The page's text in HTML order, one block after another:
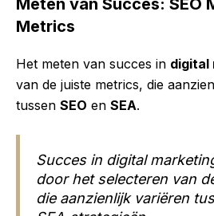
Meten van Succes: SEO
Metrics
Het meten van succes in digital
van de juiste metrics, die
tussen SEO en SEA.
Succes in digital
door het selecteren van
die aanzienlijk variëren